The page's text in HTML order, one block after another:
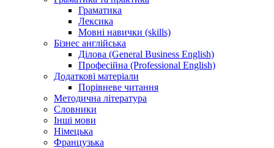
Граматика
Лексика
Мовні навички (skills)
Бізнес англійська
Ділова (General Business English)
Професійна (Professional English)
Додаткові матеріали
Порівневе читання
Методична література
Словники
Інші мови
Німецька
Французька